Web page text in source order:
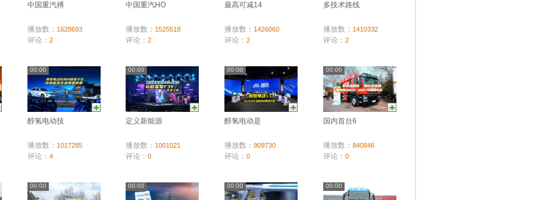
中国重汽搏
播放数： 1628693
评论： 2
中国重汽HO
播放数：1525518
评论：2
最高可减14
播放数：1426060
评论：2
多技术路线
播放数：1410332
评论：2
00:00
醇氢电动技
播放数： 1017285
评论： 4
00:00
定义新能源
播放数：1001021
评论：0
00:00
醇氢电动是
播放数：909730
评论：0
00:00
国内首台6
播放数：840846
评论：0
00:00 00:00 00:00 00:00